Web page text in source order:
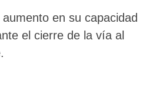
en su capacidad
el cierre de la vía al